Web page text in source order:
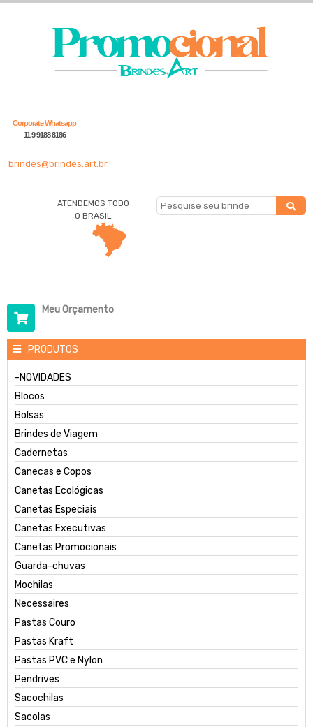
Corporate Whatsapp
11 9 9188 8186
brindes@brindes.art.br
ATENDEMOS TODO
O BRASIL
Meu Orçamento
PRODUTOS
-NOVIDADES
Blocos
Bolsas
Brindes de Viagem
Cadernetas
Canecas e Copos
Canetas Ecológicas
Canetas Especiais
Canetas Executivas
Canetas Promocionais
Guarda-chuvas
Mochilas
Necessaires
Pastas Couro
Pastas Kraft
Pastas PVC e Nylon
Pendrives
Sacochilas
Sacolas